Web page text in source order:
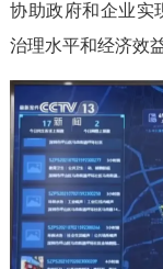
协助政府和企业实
治理水平和经济效益